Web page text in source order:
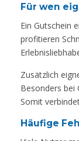
Für wen
Ein Gutschein
profitieren
Zusätzlich
Besonders bei
Somit
Häufige